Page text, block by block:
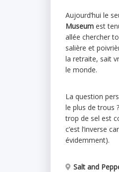
Aujourd’hui le
Museum est
allée chercher
salière et
la retraite, sait
le monde.
La question
le plus de trous
trop de sel est
c’est l’inverse
évidemment).
Salt and